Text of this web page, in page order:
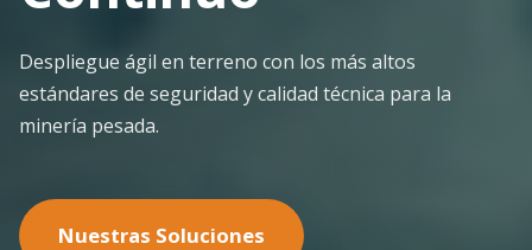
Despliegue ágil en terreno con los más altos
estándares de seguridad y calidad técnica para la
minería pesada.
Nuestras Soluciones